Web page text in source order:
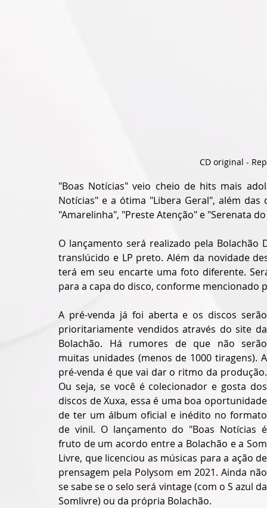
CD original -
"Boas Notícias" veio cheio de hits mais
Notícias" e a ótima "Libera Geral", além
"Amarelinha", "Preste Atenção" e "Serenata
O lançamento será realizado pela Bolachão
translúcido e LP preto. Além da novidade
terá em seu encarte uma foto diferente.
para a capa do disco, conforme mencionado
A pré-venda já foi aberta e os discos serão
prioritariamente vendidos através do site da
Bolachão. Há rumores de que não serão
muitas unidades (menos de 1000 tiragens). A
pré-venda é que vai dar o ritmo da produção.
Ou seja, se você é colecionador e gosta dos
discos de Xuxa, essa é uma boa oportunidade
de ter um álbum oficial e inédito no formato
de vinil. O lançamento do "Boas Notícias é
fruto de um acordo entre a Bolachão e a Som
Livre, que licenciou as músicas para a ação de
prensagem pela Polysom em 2021. Ainda não
se sabe se o selo será vintage (com o S azul da
Somlivre) ou da própria Bolachão.